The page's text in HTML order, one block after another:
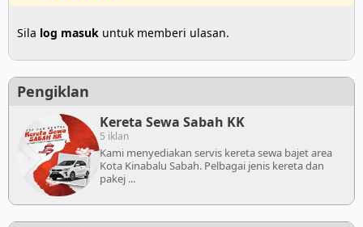
Sila log masuk untuk memberi ulasan.
Pengiklan
Kereta Sewa Sabah KK
5 iklan
Kami menyediakan servis kereta sewa bajet area
Kota Kinabalu Sabah. Pelbagai jenis kereta dan
pakej ...